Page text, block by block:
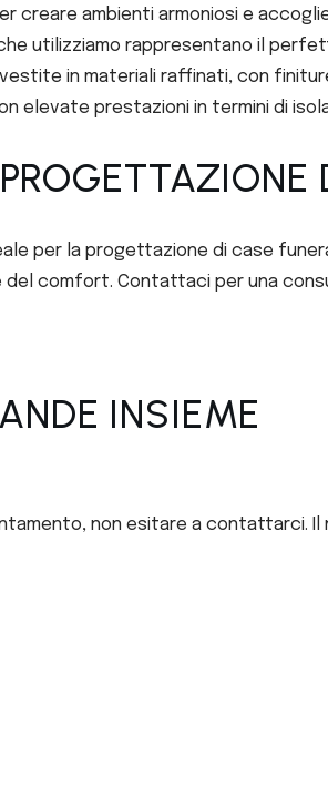
creare ambienti armoniosi e
utilizziamo rappresentano il
in materiali raffinati, con
elevate prestazioni in termini di
per la progettazione di case
comfort. Contattaci per una
INSIEME
non esitare a